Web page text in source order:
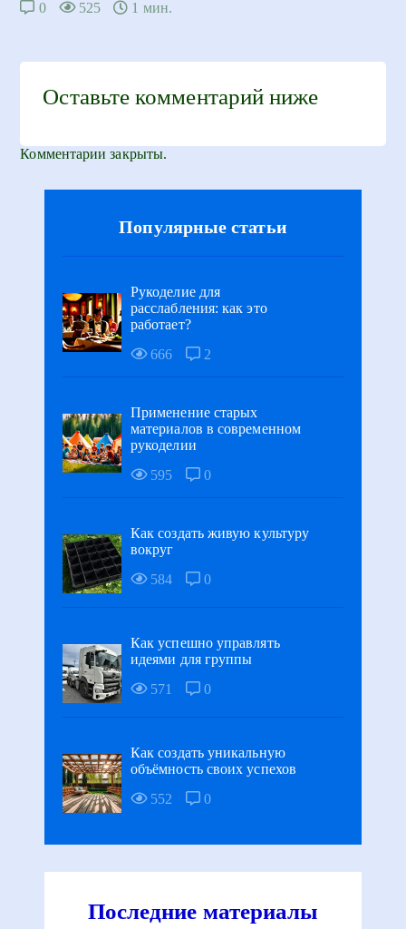
0 525 1 мин.
Оставьте комментарий ниже
Комментарии закрыты.
Популярные статьи
Рукоделие для
расслабления: как это
работает?
666
2
Применение старых
материалов в современном
рукоделии
595
0
Как создать живую культуру
вокруг
584
0
Как успешно управлять
идеями для группы
571
0
Как создать уникальную
объёмность своих успехов
552
0
Последние материалы